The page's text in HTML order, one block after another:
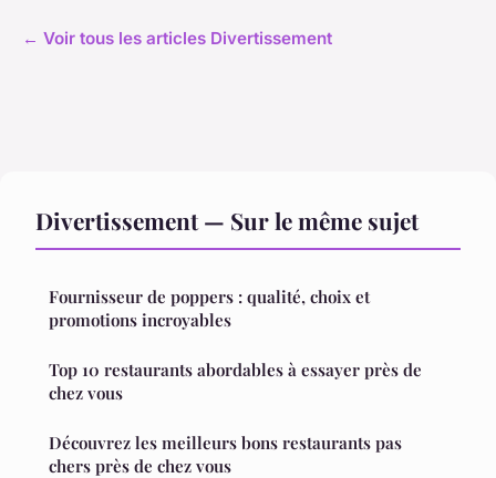
← Voir tous les articles Divertissement
Divertissement — Sur le même sujet
Fournisseur de poppers : qualité, choix et
promotions incroyables
Top 10 restaurants abordables à essayer près de
chez vous
Découvrez les meilleurs bons restaurants pas
chers près de chez vous